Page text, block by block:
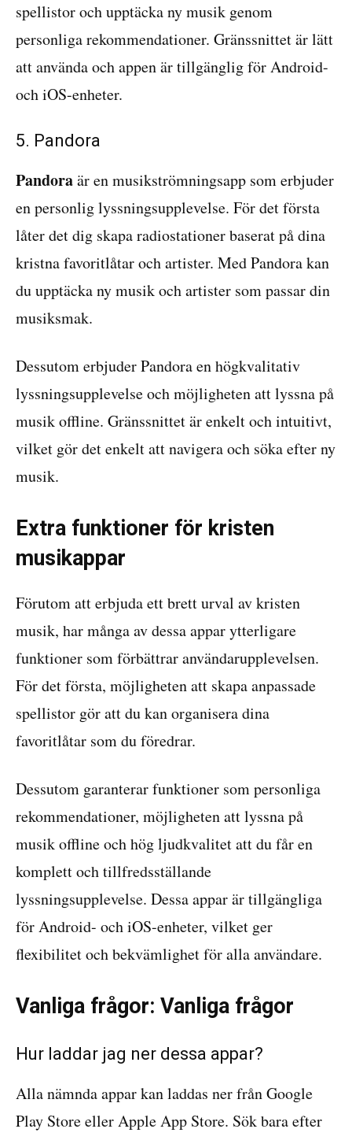
spellistor och upptäcka ny musik genom
personliga rekommendationer. Gränssnittet är lätt
att använda och appen är tillgänglig för Android-
och iOS-enheter.
5. Pandora
Pandoraär en musikströmningsapp som erbjuder
en personlig lyssningsupplevelse. För det första
låter det dig skapa radiostationer baserat på dina
kristna favoritlåtar och artister. Med Pandora kan
du upptäcka ny musik och artister som passar din
musiksmak.
Dessutom erbjuder Pandora en högkvalitativ
lyssningsupplevelse och möjligheten att lyssna på
musik offline. Gränssnittet är enkelt och intuitivt,
vilket gör det enkelt att navigera och söka efter ny
musik.
Extra funktioner för kristen
musikappar
Förutom att erbjuda ett brett urval av kristen
musik, har många av dessa appar ytterligare
funktioner som förbättrar användarupplevelsen.
För det första, möjligheten att skapa anpassade
spellistor gör att du kan organisera dina
favoritlåtar som du föredrar.
Dessutom garanterar funktioner som personliga
rekommendationer, möjligheten att lyssna på
musik offline och hög ljudkvalitet att du får en
komplett och tillfredsställande
lyssningsupplevelse. Dessa appar är tillgängliga
för Android- och iOS-enheter, vilket ger
flexibilitet och bekvämlighet för alla användare.
Vanliga frågor: Vanliga frågor
Hur laddar jag ner dessa appar?
Alla nämnda appar kan laddas ner från Google
Play Store eller Apple App Store. Sök bara efter